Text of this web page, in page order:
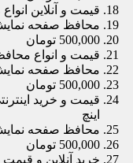
قیمت و آنلاین انواع
محافظ صفحه نمایش
500,000 تومان
قیمت و انواع محافظ
محافظ صفحه نمایش
500,000 تومان
اینچ
محافظ صفحه نمایش
500,000 تومان
خرید آنلاین و قیمت